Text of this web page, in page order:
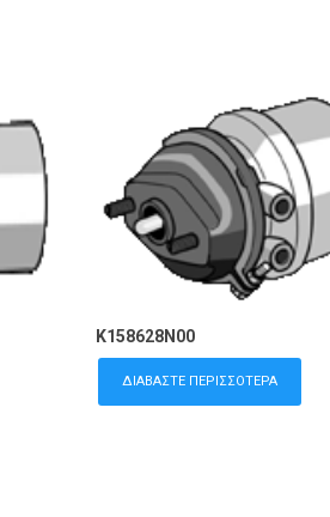
K158628N00
ΔΙΑΒΆΣΤΕ ΠΕΡΙΣΣΌΤΕΡΑ